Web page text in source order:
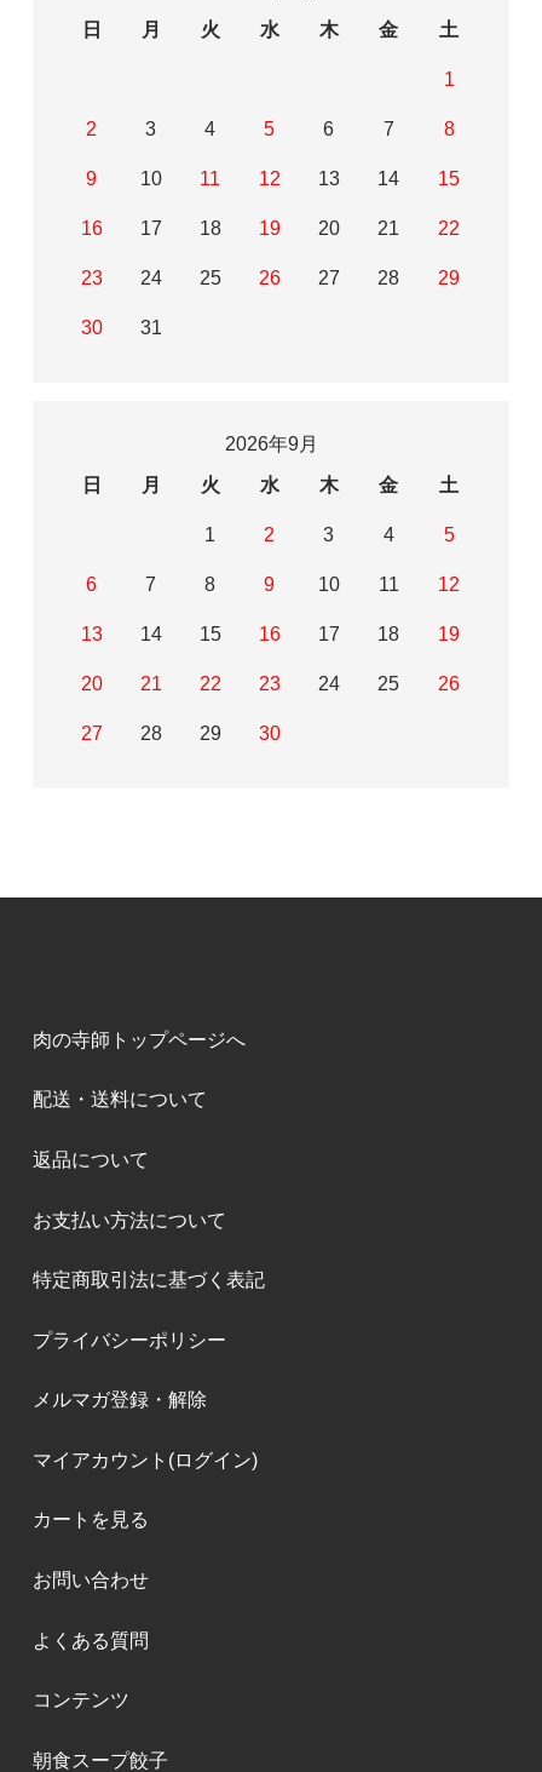
日
月 火 水 木 金 土
1
2 3 4 5 6 7 8
9 10 11 12 13 14 15
16 17 18 19 20 21 22
23 24 25 26 27 28 29
30 31
2026年9月
日
月 火 水 木 金 土
1 2 3 4 5
6 7 8 9 10 11 12
13 14 15 16 17 18 19
20 21 22 23 24 25 26
27 28 29 30
肉の寺師トップページへ
配送・送料について
返品について
お支払い方法について
特定商取引法に基づく表記
プライバシーポリシー
メルマガ登録・解除
マイアカウント(ログイン)
カートを見る
お問い合わせ
よくある質問
コンテンツ
朝食スープ餃子